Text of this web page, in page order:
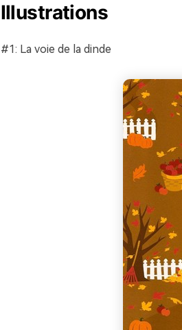
Illustrations
#1: La voie de la dinde